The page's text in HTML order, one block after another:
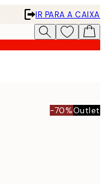
IR PARA A CAIXA
-70%Outlet